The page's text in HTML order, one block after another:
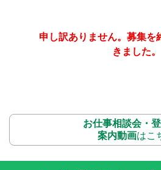
申し訳ありません。募集を
きました。
お仕事相談会・
案内動画はこ